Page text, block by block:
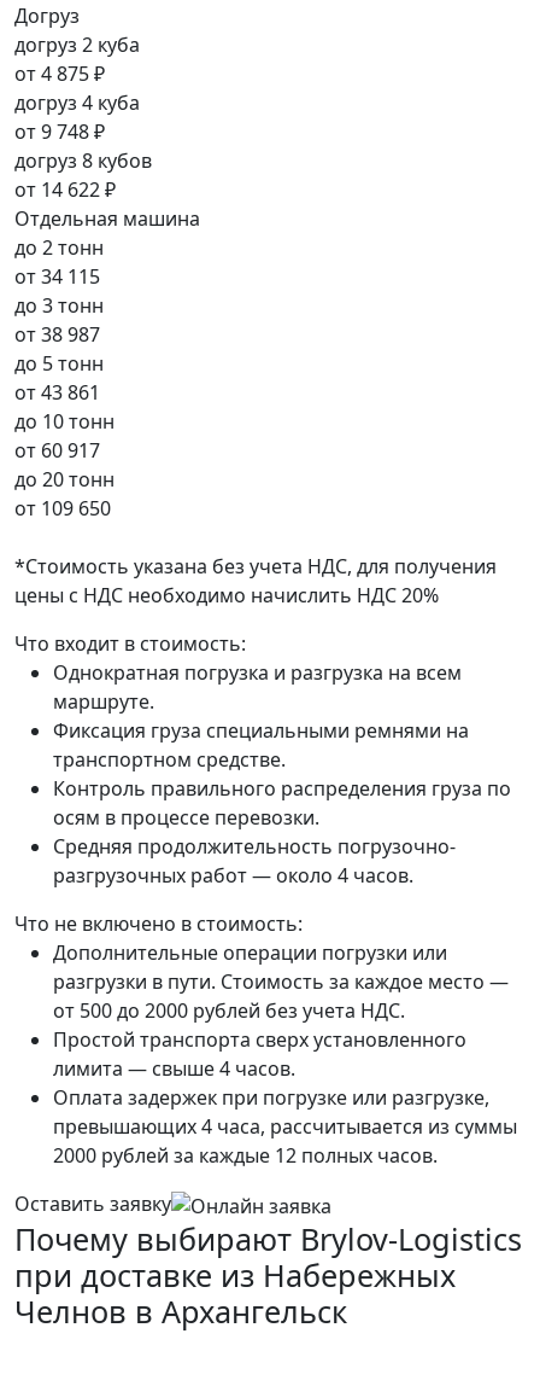
Догруз
догруз 2 куба
от4 875 ₽
догруз 4 куба
от9 748 ₽
догруз 8 кубов
от 14 622 ₽
Отдельная машина
до 2 тонн
от34 115
до 3 тонн
от38 987
до 5 тонн
от43 861
до 10 тонн
от 60 917
до 20 тонн
от 109 650
*Стоимость указана без учета НДС, для получения
цены с НДС необходимо начислить НДС 20%
Что входит в стоимость:
Однократная погрузка и разгрузка на всем
маршруте.
Фиксация груза специальными ремнями на
транспортном средстве.
Контроль правильного распределения груза по
осям в процессе перевозки.
Средняя продолжительность погрузочно-
разгрузочных работ — около 4 часов.
Что не включено в стоимость:
Дополнительные операции погрузки или
разгрузки в пути. Стоимость за каждое место —
от 500 до 2000 рублей без учета НДС.
Простой транспорта сверх установленного
лимита — свыше 4 часов.
Оплата задержек при погрузке или разгрузке,
превышающих 4 часа, рассчитывается из суммы
2000 рублей за каждые 12 полных часов.
Оставить заявку
Почему выбирают Brylov-Logistics
при доставке из Набережных
Челнов в Архангельск